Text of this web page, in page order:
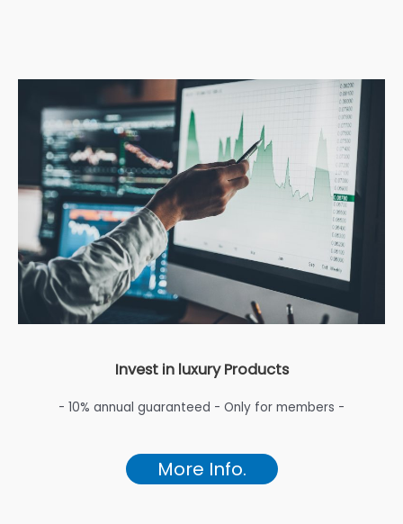
Invest in luxury Products
- 10% annual guaranteed - Only for members -
More Info.